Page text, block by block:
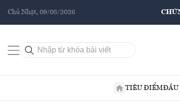
Chủ Nhật, 09/08/2026
TIÊU ĐIỂMĐẦU